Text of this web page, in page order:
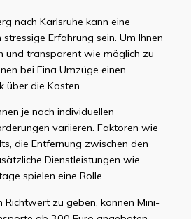
nach Karlsruhe kann eine
Erfahrung sein. Um Ihnen
und transparent wie möglich zu
bei Fina Umzüge einen
über die Kosten.
je nach individuellen
variieren. Faktoren wie
die Entfernung zwischen den
Dienstleistungen wie
spielen eine Rolle.
Richtwert zu geben, können Mini-